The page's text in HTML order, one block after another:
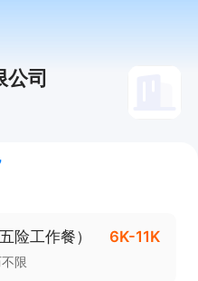
司
险工作餐） 6K-11K
限